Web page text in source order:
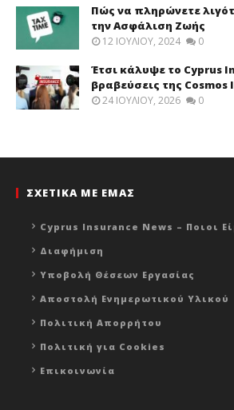
Πώς να πληρώνετε
την Ασφάλιση Ζωής
12 ΙΟΥΛΊΟΥ, 2024 0
Έτσι κάλυψε το Cyprus
βραβεύσεις της Cosmos
24 ΙΟΥΛΊΟΥ, 2026 0
ΣΧΕΤΙΚΑ ΜΕ ΕΜΑΣ
Cyprus Insurance News – Ποιοι
Διαφήμιση
Υποβολή Θέσεων Εργασίας
Αποστολή Ενημερωτικού Υλικού
Πολιτική Απορρήτου
Πολιτική για Cookies
Επικοινωνία